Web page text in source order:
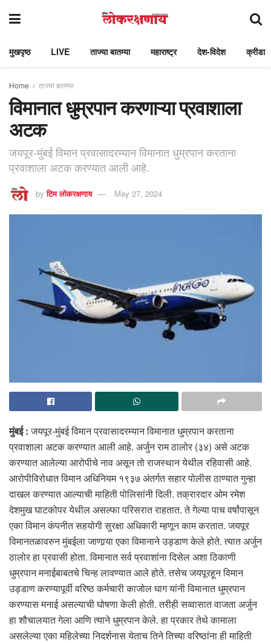
मुखपृष्ठ LIVE ताज्या बातम्या महाराष्ट्र देश-विदेश क्रीडा
Home ताज्या बातम्या
विमानात धुम्रपान करणाऱ्या प्रवाशाला
अटक
जयपूर-मुंबई विमान प्रवासादरम्यान विमानात धुम्रपान करताना
प्रवाशाला अटक करण्यात आली आहे.
by टिम लोकरक्षणाय May 27, 2024
मुंबई :जयपूर-मुंबई विमान प्रवासादरम्यान विमानात धुम्रपान करताना
प्रवाशाला अटक करण्यात आली आहे. अर्जुन राम ठालोर (३४) असे अटक
करण्यात आलेल्या आरोपीचे नाव असून तो राजस्थान येथील रहिवासी आहे.
आरोपीविरोधात विमान अधिनियम १९३७ अंतर्गत सहार पोलीस ठाण्यात गुन्हा
दाखल करण्यात आल्याची माहिती पोलिसांनी दिली. तक्रारदार ओम रमेश
देशमुख घाटकोपर येथील असल्फा परिसरात राहतात. ते गेल्या पाच वर्षांपासून
एका विमान कंपनीत सहयोगी सुरक्षा अधिकारी म्हणून काम करतात. जयपूर
विमानतळावरुन मुंबईला जाणार्‍या एका विमानाने उड्डाण केले होते. त्यात अर्जुन
ठालोर हा प्रवासी होता. विमानात सर्व प्रवाशांना दिसेल अशा ठिकाणी
धुम्रपान मनाईबाबतचे चिन्ह लावण्यात आले होते. तसेच जयपूरहून विमान
उड्डाण करण्यापूर्वी वरिष्ठ कर्मचारी काजोल घाग यांनी विमानात धुम्रपान
करण्यास मनाई असल्याची घोषणा केली होती. तरीही सव्वासात वाजता अर्जुन
हा शौचालयात गेला आणि त्याने धुम्रपान केले. हा प्रकार तेथे कामाला
असलेल्या एका महिलेच्या निदर्शनास येताच तिने तिच्या वरिष्ठांना ही माहिती